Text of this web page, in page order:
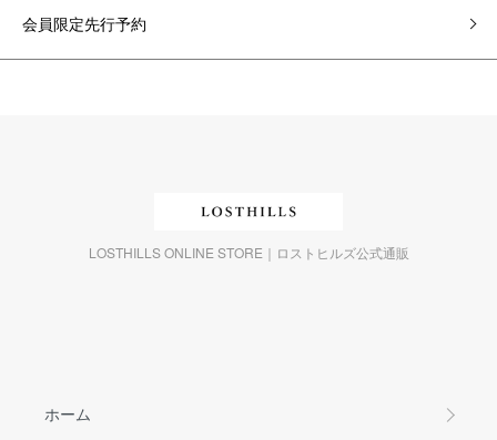
会員限定先行予約
LOSTHILLS ONLINE STORE｜ロストヒルズ公式通販
ホーム